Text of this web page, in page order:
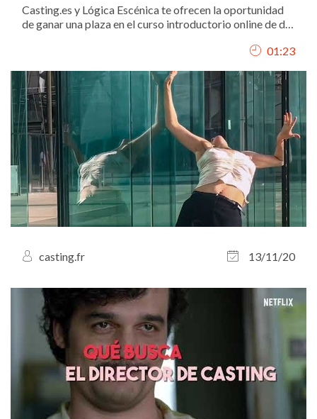
Casting.es y Lógica Escénica te ofrecen la oportunidad
de ganar una plaza en el curso introductorio online de de
01:23
casting.fr 13/11/20